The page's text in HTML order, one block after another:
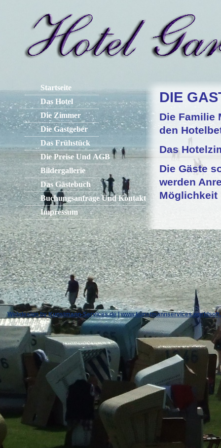
Startseite
Das Hotel
Die Zimmer
Die Gastgeber
Das Frühstück
Die Preise Und AGB
Bildergallerie
Das Gästebuch
Buchungsanfrage Und Kontakt
Impressum
DIE
Die Familie
den
Das
Die Gäste
werden
Möglichkeit
Webdesign by Kunstmann-Services.de|